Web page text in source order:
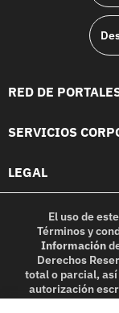
RED DE
SERVICIOS
LEGAL
El uso de
Términos y
Información
Derechos
total o parcial,
autorización